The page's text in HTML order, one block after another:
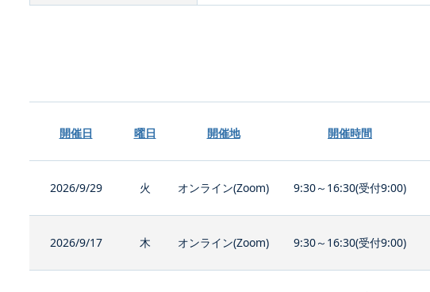
開催日 曜日 開催地 開催時間
2026/9/29 火 オンライン(Zoom) 9:30～16:30(受付9:00)
2026/9/17 木 オンライン(Zoom) 9:30～16:30(受付9:00)